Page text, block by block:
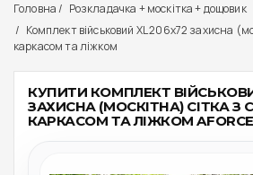
Головна
Розкладачка + москітка + дощовик
Комплект військовий XL 206x72 захисна
каркасом та ліжком
КУПИТИ КОМПЛЕКТ
ЗАХИСНА (МОСКІТНА) СІТКА З
КАРКАСОМ ТА ЛІЖКОМ